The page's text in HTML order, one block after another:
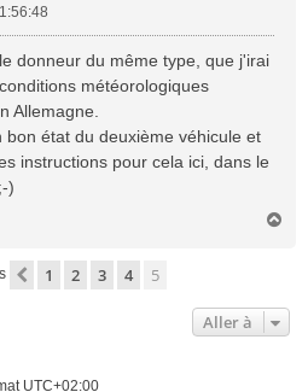
donneur du même type, que j'irai
météorologiques
Allemagne.
état du deuxième véhicule et
instructions pour cela ici, dans le
Précédente
1 2 3 4 5
Aller à
UTC+02:00